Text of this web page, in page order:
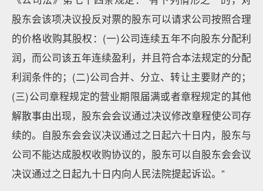
股东会该项决议投反对票的股东可以请求公司按照合理
的价格收购其股权：(一)公司连续五年不向股东分配利
润，而公司该五年连续盈利，并且符合本法规定的分配
利润条件的；(二)公司合并、分立、转让主要财产的；
(三)公司章程规定的营业期限届满或者章程规定的其他
解散事由出现，股东会会议通过决议修改章程使公司存
续的。自股东会会议决议通过之日起六十日内，股东与
公司不能达成股权收购协议的，股东可以自股东会会议
决议通过之日起九十日内向人民法院提起诉讼。”